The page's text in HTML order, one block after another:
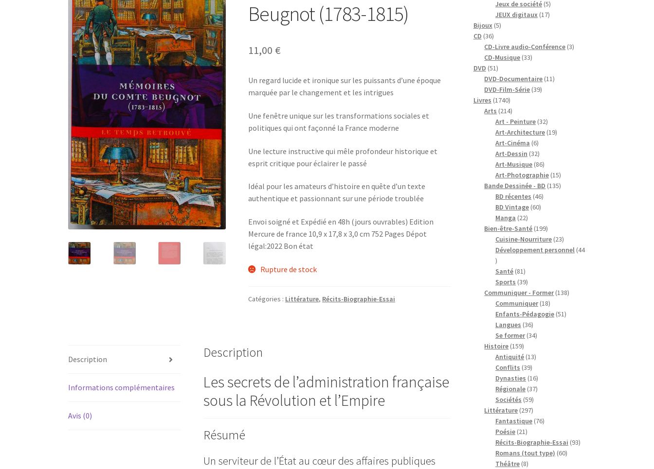
Beugnot (1783-1815)
11,00 €
Un regard lucide et ironique sur les puissants d’une époque
marquée par le changement et les intrigues
Une fenêtre unique sur les transformations sociales et
politiques qui ont façonné la France moderne
Une lecture instructive qui mêle profondeur historique et
esprit critique pour éclairer le passé
Idéal pour les amateurs d’histoire en quête d’un texte
authentique et passionnant sur une période troublée
Envoi soigné et Expédié en 48h (jours ouvrables) Edition
Mercure de france 10,9 x 17,8 x 3,0 cm 752 Pages Dépot
légal:2022 Bon état
Rupture de stock
Catégories : Littérature, Récits-Biographie-Essai
Description
Informations complémentaires
Avis (0)
Description
Les secrets de l’administration française
sous la Révolution et l’Empire
Résumé
Un serviteur de l’État au cœur des affaires publiques
produits
Jeux de société 55
produits
JEUX digitaux 1717
Bijoux 55
CD 3636
produits
CD-Livre audio-Conférence 33
CD-Musique 3333
DVD 5151
produits
DVD-Documentaire 1111
DVD-Film-Série 3939
Livres 17401740
produits
Arts 214214
produits
Art - Peinture 3232
produits
Art-Architecture 1919
Art-Cinéma 66
produits
Art-Dessin 3232
produits
Art-Musique 8686
produits
Art-Photographie 1515
produits
Bande Dessinée - BD 135135
BD récentes 4646
BD Vintage 6060
Manga 2222
produits
Bien-être-Santé 199199
produits
Cuisine-Nourriture 2323
produits
Développement personnel 44
44
produits
Santé 8181
produits
Sports 3939
produits
Communiquer - Former 138138
Communiquer 1818
produits
Enfants-Pédagogie 5151
Langues 3636
produits
Se former 3434
Histoire 159159
produits
Antiquité 1313
Conflits 3939
produits
Dynasties 1616
produits
Régionale 3737
Sociétés 5959
produits
Littérature 297297
produits
Fantastique 7676
Poésie 2121
produits
Récits-Biographie-Essai 9393
Romans (tout type) 6060
Théâtre 88